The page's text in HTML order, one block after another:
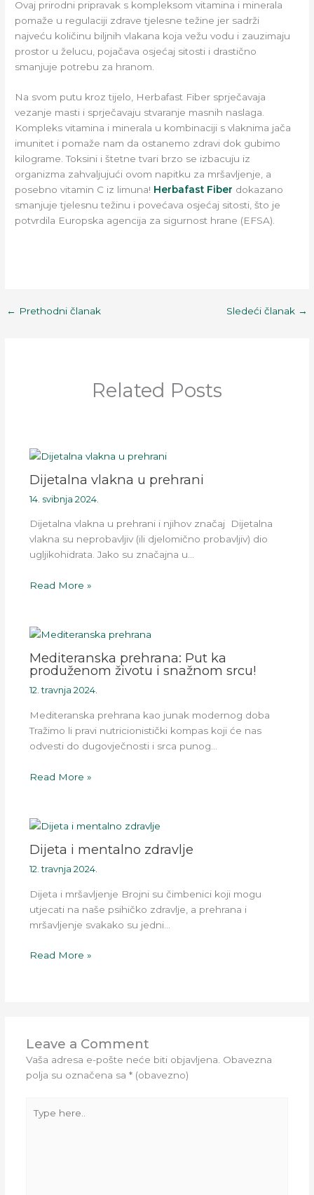
Ovaj prirodni pripravak s kompleksom vitamina i minerala
pomaže u regulaciji zdrave tjelesne težine jer sadrži
najveću količinu biljnih vlakana koja vežu vodu i zauzimaju
prostor u želucu, pojačava osjećaj sitosti i drastično
smanjuje potrebu za hranom.
Na svom putu kroz tijelo, Herbafast Fiber sprječavaja
vezanje masti i sprječavaju stvaranje masnih naslaga.
Kompleks vitamina i minerala u kombinaciji s vlaknima jača
imunitet i pomaže nam da ostanemo zdravi dok gubimo
kilograme. Toksini i štetne tvari brzo se izbacuju iz
organizma zahvaljujući ovom napitku za mršavljenje, a
posebno vitamin C iz limuna! Herbafast Fiber dokazano
smanjuje tjelesnu težinu i povećava osjećaj sitosti, što je
potvrdila Europska agencija za sigurnost hrane (EFSA).
← Prethodni članak Sledeći članak →
Related Posts
Dijetalna vlakna u prehrani
14. svibnja 2024.
Dijetalna vlakna u prehrani i njihov značaj Dijetalna
vlakna su neprobavljiv (ili djelomično probavljiv) dio
ugljikohidrata. Jako su značajna u…
Read More »
Mediteranska prehrana: Put ka
produženom životu i snažnom srcu!
12. travnja 2024.
Mediteranska prehrana kao junak modernog doba
Tražimo li pravi nutricionistički kompas koji će nas
odvesti do dugovječnosti i srca punog…
Read More »
Dijeta i mentalno zdravlje
12. travnja 2024.
Dijeta i mršavljenje Brojni su čimbenici koji mogu
utjecati na naše psihičko zdravlje, a prehrana i
mršavljenje svakako su jedni…
Read More »
Leave a Comment
Vaša adresa e-pošte neće biti objavljena. Obavezna
polja su označena sa * (obavezno)
here..